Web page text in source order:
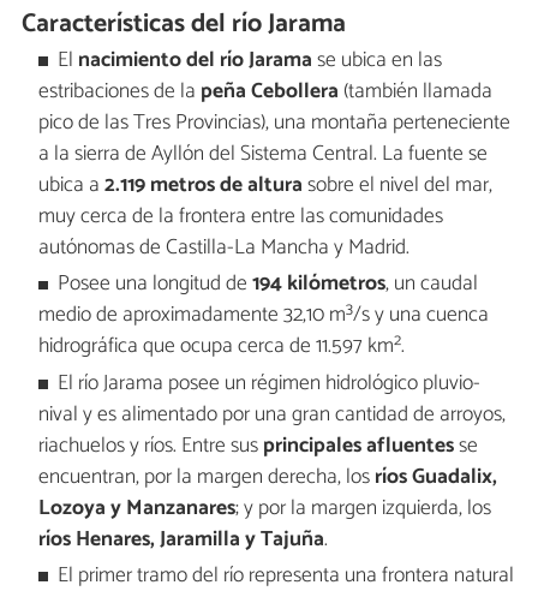
Características del río Jarama
El nacimiento del río Jaramase ubica en las
estribaciones de la peña Cebollera (también llamada
pico de las Tres Provincias), una montaña perteneciente
a la sierra de Ayllón del Sistema Central. La fuente se
ubica a2.119 metros de alturasobre el nivel del mar,
muy cerca de la frontera entre las comunidades
autónomas de Castilla-La Mancha y Madrid.
Posee una longitud de194 kilómetros, un caudal
medio de aproximadamente 32,10 m³/s y una cuenca
hidrográfica que ocupa cerca de 11.597​ km².
El río Jarama posee un régimen hidrológico pluvio-
nival y es alimentado por una gran cantidad de arroyos,
riachuelos y ríos. Entre susprincipales afluentesse
encuentran, por la margen derecha, losríos Guadalix,
Lozoya y Manzanares; y por la margen izquierda, los
ríos Henares, Jaramilla y Tajuña.
El primer tramo del río representa una frontera natural